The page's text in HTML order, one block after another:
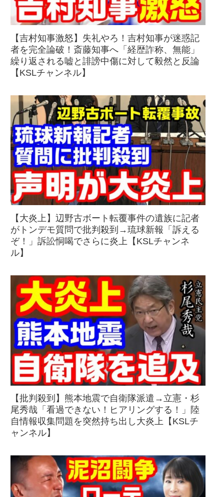
【吉村知事激怒】失礼やろ！吉村知事が迷惑記
者を完全論破！斎藤知事へ「経歴詐称、無能」
繰り返される嘘と誹謗中傷に対して毅然と反論
【KSLチャンネル】
【大炎上】辺野古ボート転覆事件の遺族に記者
がトンデモ質問で批判殺到→琉球新報「訴える
ぞ！」訴訟恫喝でさらに炎上【KSLチャンネ
ル】
【批判殺到】熊本地震で自衛隊派遣→立憲・杉
尾秀哉「看過できない！ヒアリングする！」陸
自情報収集問題を突然持ち出し大炎上【KSLチ
ャンネル】